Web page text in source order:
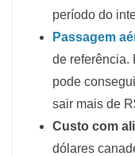
período do
Passagem
de referência.
pode
sair mais de
Custo com
dólares